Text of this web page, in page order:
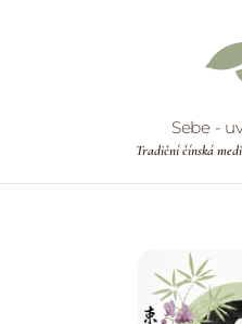
Sebe -
Tradiční čínská